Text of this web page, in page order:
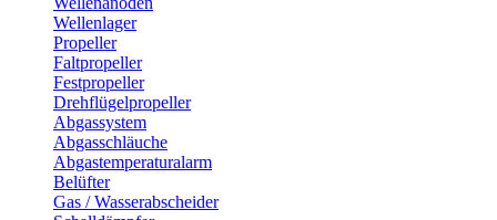
Wellenlager
Propeller
Faltpropeller
Festpropeller
Drehflügelpropeller
Abgassystem
Abgasschläuche
Abgastemperaturalarm
Belüfter
Gas / Wasserabscheider